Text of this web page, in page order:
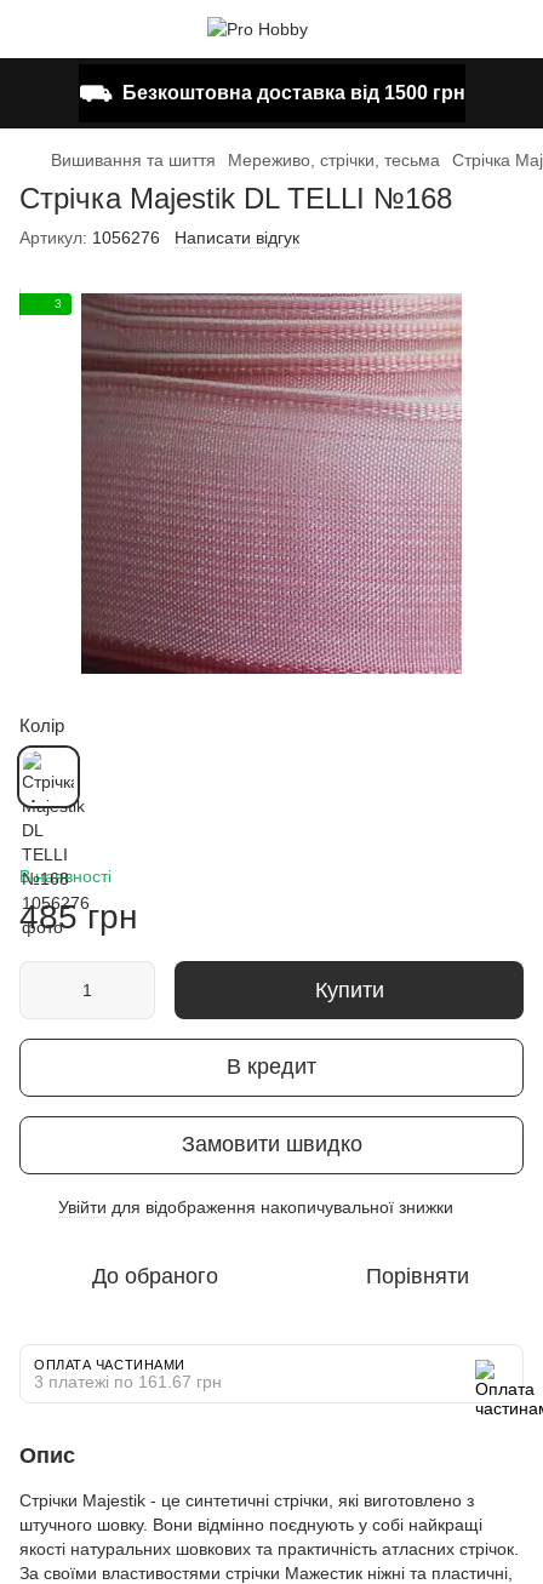
⛟ Безкоштовна доставка від 1500 грн
Вишивання та шиття Мереживо, стрічки, тесьма Стрічка
Стрічка Majestik DL TELLI №168
Артикул: 1056276 Написати відгук
3
Колір
В наявності
485 грн
Купити
В кредит
Замовити швидко
Увійти для відображення накопичувальної знижки
До обраного Порівняти
ОПЛАТА ЧАСТИНАМИ
3 платежі по 161.67 грн
Опис
Стрічки Majestik - це синтетичні стрічки, які виготовлено з
штучного шовку. Вони відмінно поєднують у собі найкращі
якості натуральних шовкових та практичність атласних стрічок.
За своїми властивостями стрічки Мажестик ніжні та пластичні,